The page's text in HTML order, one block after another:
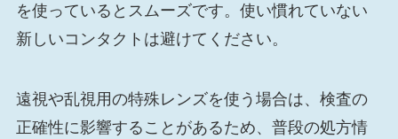
を使っているとスムーズです。使い慣れていない
新しいコンタクトは避けてください。
遠視や乱視用の特殊レンズを使う場合は、検査の
正確性に影響することがあるため、普段の処方情